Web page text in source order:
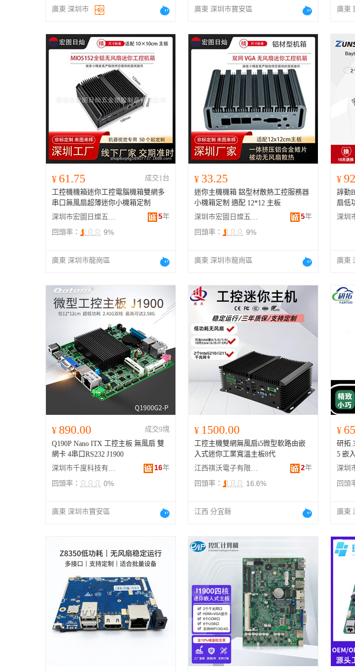
廣東 深圳市 廣東 深圳市寶安區 廣東
¥ 61.75
成交1台
工控機機箱迷你工控電腦機箱雙網多
串口無風扇超薄迷你小機箱定制
深圳市宏圖日燦五金塑膠制品有限公司
5年
回頭率：
9%
廣東 深圳市龍崗區
¥ 33.25
迷你主機機箱 鋁型材散熱工控服務器
小機箱定制 適配 12*12 主板
深圳市宏圖日燦五金塑膠制品有限公司
5年
回頭率：
9%
廣東 深圳市龍崗區
¥
諄勤
扇低
廣東
¥ 890.00
成交9塊
Q190P Nano ITX 工控主板 無風扇 雙
網卡 4串口RS232 J1900
深圳市千度科技有限公司
16年
回頭率：
0%
廣東 深圳市寶安區
¥ 1500.00
工控主機雙網無風扇i5微型軟路由嵌
入式迷你工業寬溫主板8代
江西祺沃電子有限公司
2年
回頭率：
16.6%
江西 分宜縣
¥
研拓
5 嵌
回頭
廣東